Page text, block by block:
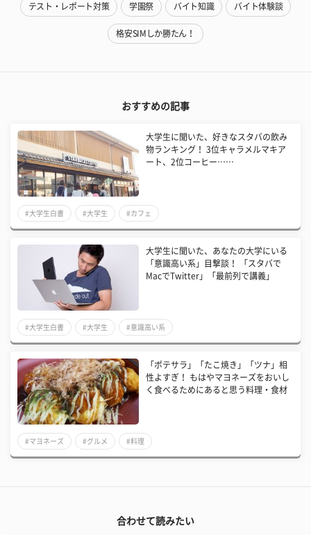
テスト・レポート対策 学園祭 バイト知識 バイト体験談
格安SIMしか勝たん！
おすすめの記事
大学生に聞いた、好きなスタバの飲み
物ランキング！ 3位キャラメルマキア
ート、2位コーヒー……
#大学生白書 #大学生 #カフェ
大学生に聞いた、あなたの大学にいる
「意識高い系」目撃談！ 「スタバで
MacでTwitter」「最前列で講義」
#大学生白書 #大学生 #意識高い系
「ポテサラ」「たこ焼き」「ツナ」相
性よすぎ！ もはやマヨネーズをおいし
く食べるためにあると思う料理・食材
#マヨネーズ #グルメ #料理
合わせて読みたい